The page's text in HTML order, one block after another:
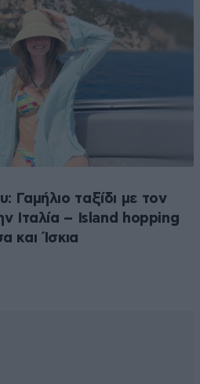
Γαμήλιο ταξίδι με τον
Ιταλία – Island hopping
και Ίσκια